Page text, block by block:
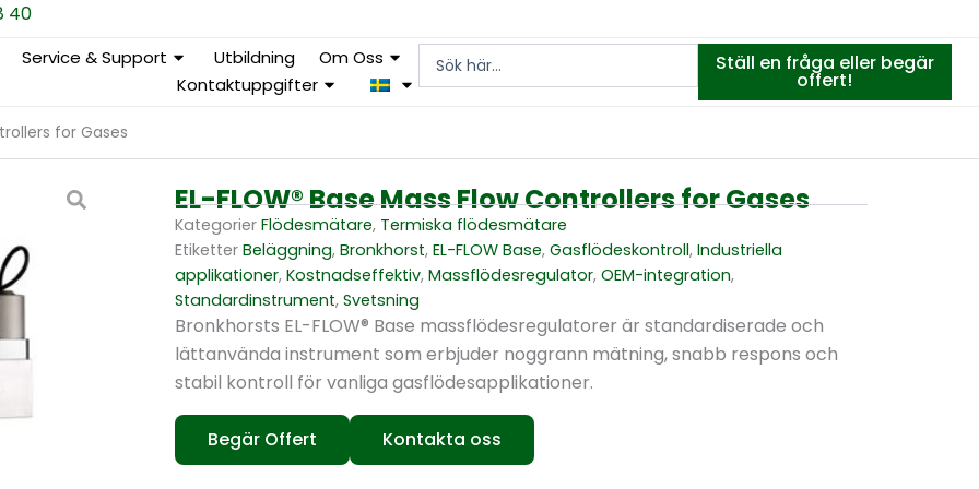
40
Service & Support Utbildning
Om Oss
Kontaktuppgifter
Search
Ställ en fråga eller begär
offert!
for Gases
EL-FLOW® Base Mass Flow Controllers for Gases
Kategorier Flödesmätare, Termiska flödesmätare
Etiketter Beläggning, Bronkhorst, EL-FLOW Base, Gasflödeskontroll, Industriella
applikationer, Kostnadseffektiv, Massflödesregulator, OEM-integration,
Standardinstrument, Svetsning
Bronkhorsts EL-FLOW® Base massflödesregulatorer är standardiserade och
lättanvända instrument som erbjuder noggrann mätning, snabb respons och
stabil kontroll för vanliga gasflödesapplikationer.
Begär Offert Kontakta oss